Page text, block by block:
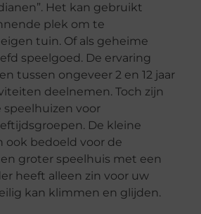
Het kan gebruikt
plek om te
tuin. Of als geheime
speelgoed. De ervaring
tussen ongeveer 2 en 12 jaar
deelnemen. Toch zijn
speelhuizen voor
De kleine
ook bedoeld voor de
groter speelhuis met een
heeft alleen zin voor uw
kan klimmen en glijden.